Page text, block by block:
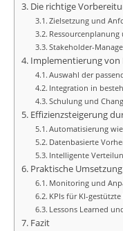
Die richtige
Zielsetzung und
Stakeholder-
Implementierung von
Auswahl der
Integration in
Schulung und
Effizienzsteigerung
Automatisierung
Datenbasierte
Intelligente
Praktische
Monitoring und
KPIs für KI-
Lessons Learned
Fazit